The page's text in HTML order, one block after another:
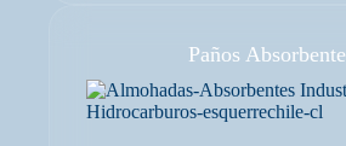
Paños